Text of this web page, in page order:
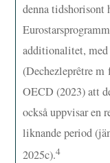
denna tidshorisont
additionalitet, med
(Dechezleprêtre
OECD (2023) att
också uppvisar en
liknande period
2025c).4